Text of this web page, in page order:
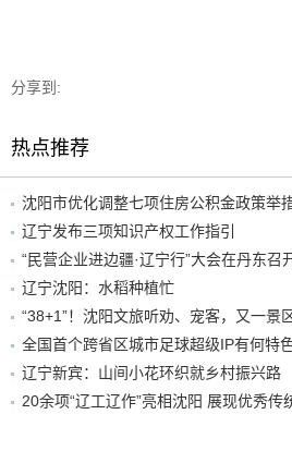
分享到:
热点推荐
沈阳市优化调整七项住房公积金政策举
辽宁发布三项知识产权工作指引
“民营企业进边疆·辽宁行”大会在丹东召
辽宁沈阳：水稻种植忙
辽宁新宾：山间小花环织就乡村振兴路
20余项“辽工辽作”亮相沈阳 展现优秀传